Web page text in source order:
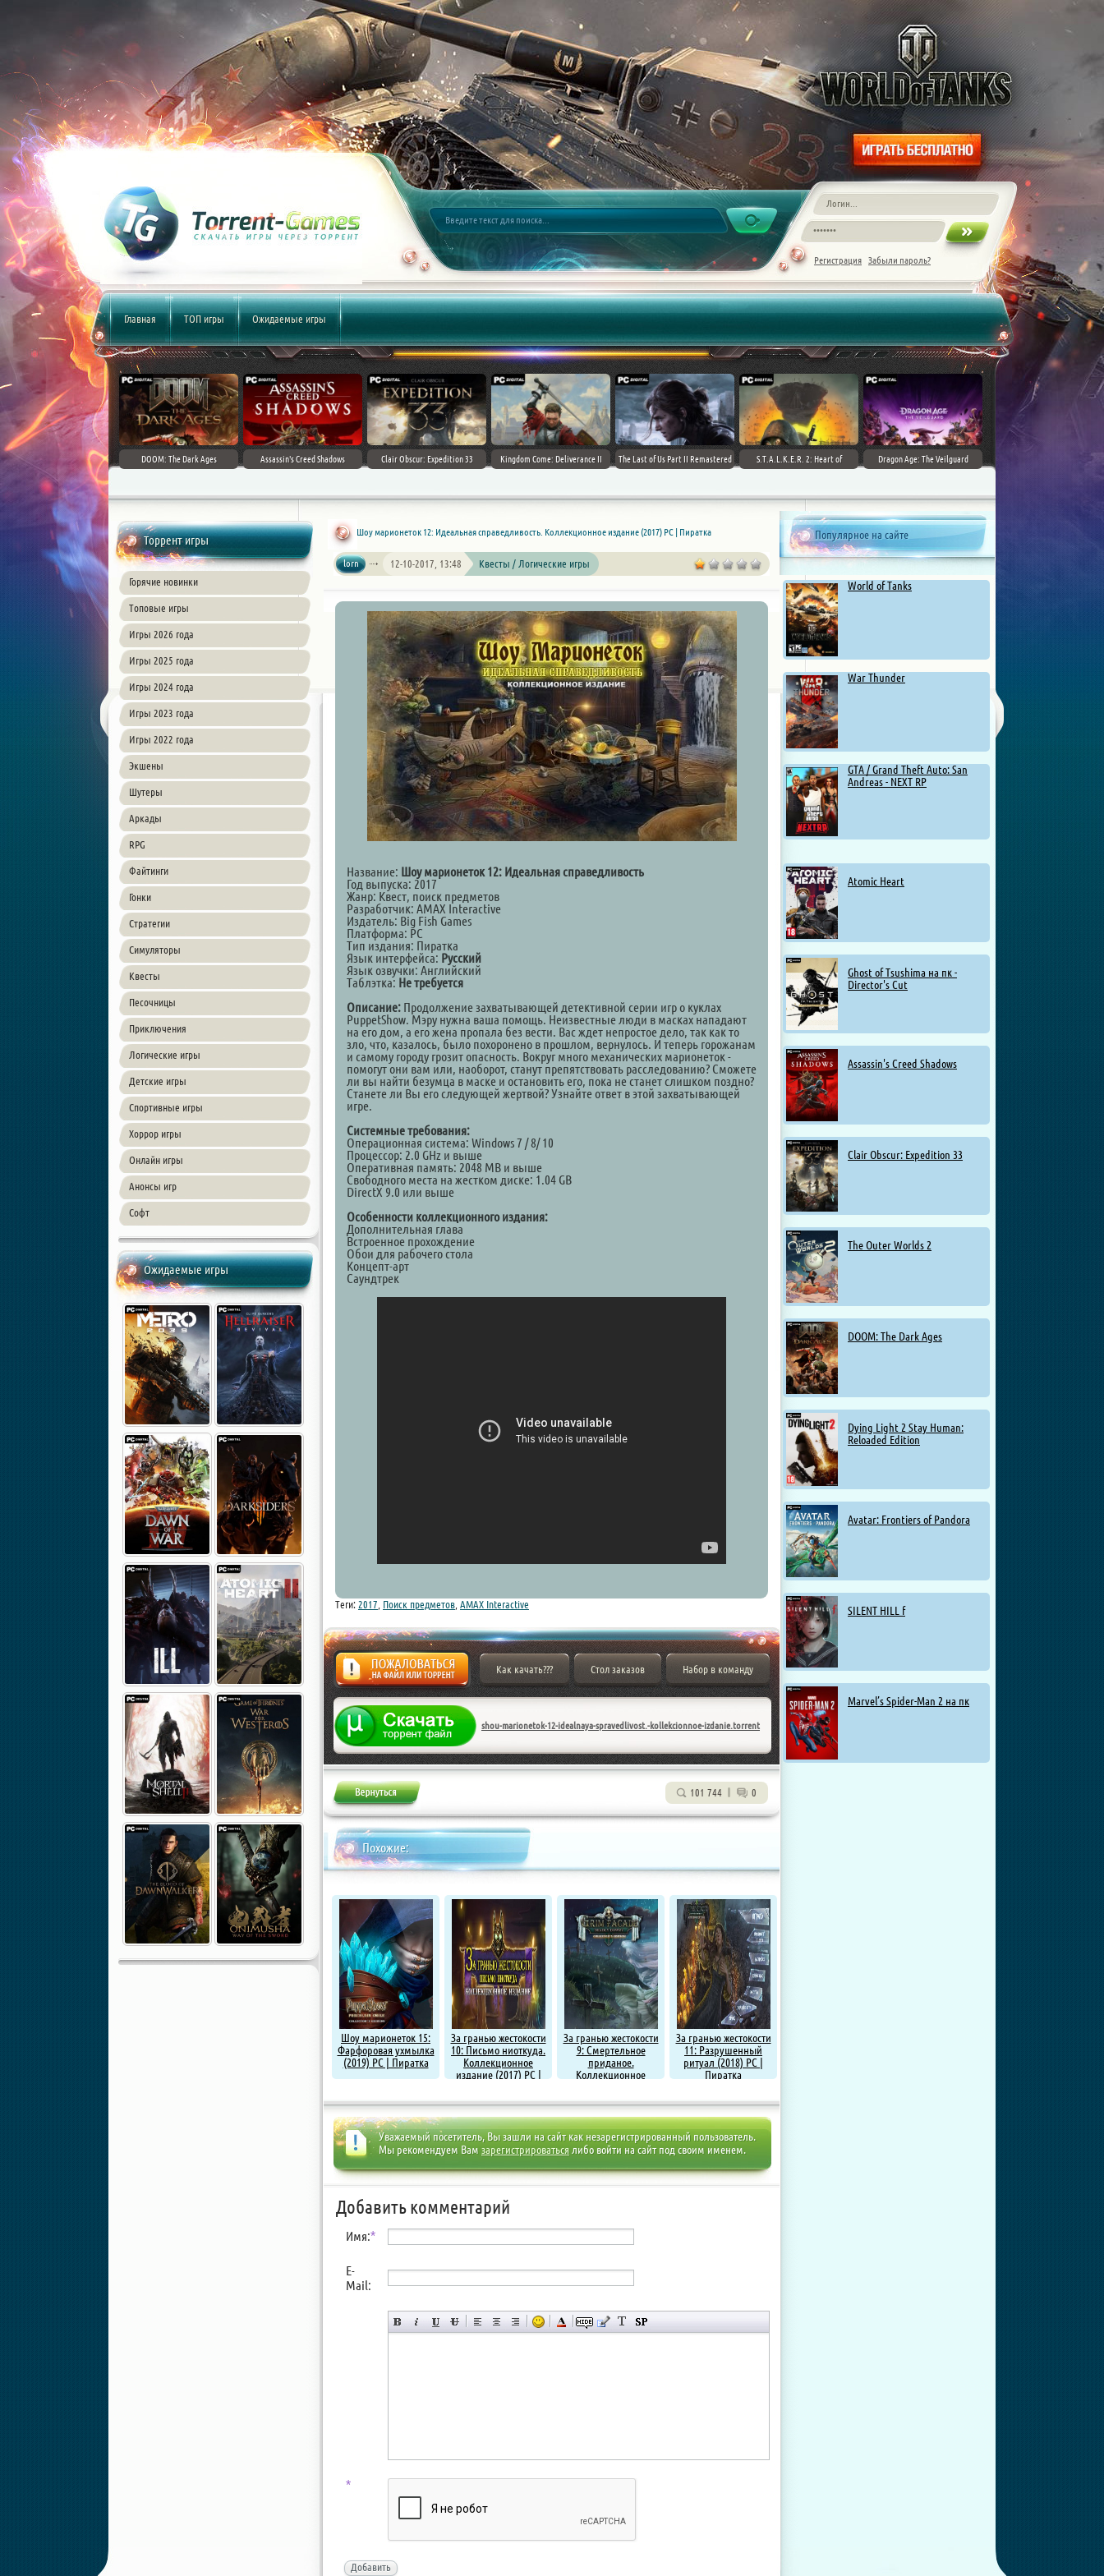
Регистрация Забыли пароль?
Главная ТОП игры Ожидаемые игры
DOOM: The Dark Ages Assassin's Creed Shadows Clair Obscur: Expedition 33 Kingdom Come: Deliverance II The Last of Us Part II Remastered
S.T.A.L.K.E.R. 2: Heart of
Dragon Age: The Veilguard
Торрент игры
Горячие новинки
Топовые игры
Игры 2026 года
Игры 2025 года
Игры 2024 года
Игры 2023 года
Игры 2022 года
Экшены
Шутеры
Аркады
RPG
Файтинги
Гонки
Стратегии
Симуляторы
Квесты
Песочницы
Приключения
Логические игры
Детские игры
Спортивные игры
Хоррор игры
Онлайн игры
Анонсы игр
Софт
Ожидаемые игры
Популярное на сайте
World of Tanks
War Thunder
GTA / Grand Theft Auto: San
Andreas - NEXT RP
Atomic Heart
Ghost of Tsushima на пк -
Director's Cut
Assassin's Creed Shadows
Clair Obscur: Expedition 33
The Outer Worlds 2
DOOM: The Dark Ages
Dying Light 2 Stay Human:
Reloaded Edition
Avatar: Frontiers of Pandora
SILENT HILL f
Marvel’s Spider-Man 2 на пк
Шоу марионеток 12: Идеальная справедливость. Коллекционное издание (2017) PC | Пиратка
lorn 12-10-2017, 13:48 Квесты / Логические игры
Название: Шоу марионеток 12: Идеальная справедливость
Год выпуска: 2017
Жанр: Квест, поиск предметов
Разработчик: AMAX Interactive
Издатель: Big Fish Games
Платформа: PC
Тип издания: Пиратка
Язык интерфейса: Русский
Язык озвучки: Английский
Таблэтка: Не требуется
Описание: Продолжение захватывающей детективной серии игр о куклах
PuppetShow. Мэру нужна ваша помощь. Неизвестные люди в масках нападают
на его дом, а его жена пропала без вести. Вас ждет непростое дело, так как то
зло, что, казалось, было похоронено в прошлом, вернулось. И теперь горожанам
и самому городу грозит опасность. Вокруг много механических марионеток -
помогут они вам или, наоборот, станут препятствовать расследованию? Сможете
ли вы найти безумца в маске и остановить его, пока не станет слишком поздно?
Станете ли Вы его следующей жертвой? Узнайте ответ в этой захватывающей
игре.
Системные требования:
Операционная система: Windows 7 / 8/ 10
Процессор: 2.0 GHz и выше
Оперативная память: 2048 MB и выше
Свободного места на жестком диске: 1.04 GB
DirectX 9.0 или выше
Особенности коллекционного издания:
Дополнительная глава
Встроенное прохождение
Обои для рабочего стола
Концепт-арт
Саундтрек
Теги: 2017 Поиск предметов AMAX Interactive
Жалоба
Как качать??? Стол заказов Набор в команду
shou-marionetok-12-idealnaya-spravedlivost.-kollekcionnoe-izdanie.torrent
101 744 0
Похожие:
Шоу марионеток 15:
Фарфоровая ухмылка
(2019) PC | Пиратка
За гранью жестокости
10: Письмо ниоткуда.
Коллекционное
издание (2017) PC |
За гранью жестокости
9: Смертельное
приданое.
Коллекционное
Пиратка
За гранью жестокости
11: Разрушенный
ритуал (2018) PC |
Пиратка
Уважаемый посетитель, Вы зашли на сайт как незарегистрированный пользователь.
Мы рекомендуем Вам зарегистрироватьсялибо войти на сайт под своим именем.
Добавить комментарий
Имя:*
E-
Mail:
*
Добавить